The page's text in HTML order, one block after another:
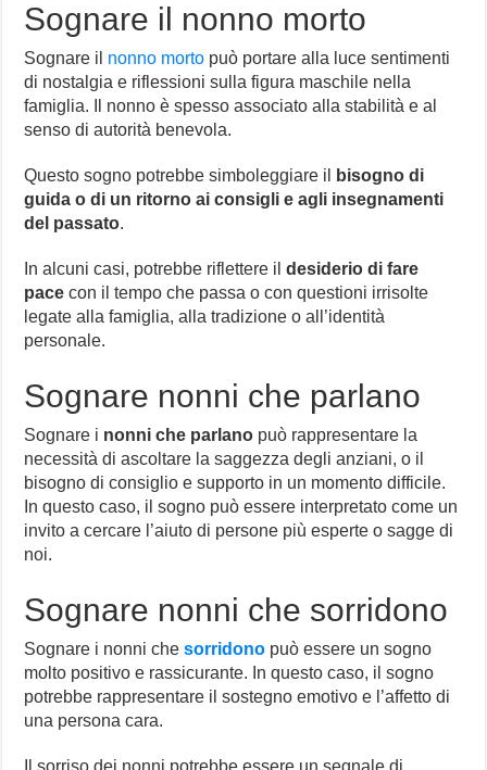
Sognare il nonno morto
Sognare il nonno morto può portare alla luce sentimenti
di nostalgia e riflessioni sulla figura maschile nella
famiglia. Il nonno è spesso associato alla stabilità e al
senso di autorità benevola.
Questo sogno potrebbe simboleggiare il
bisogno di
guida o di un ritorno ai consigli e agli insegnamenti
del passato.
In alcuni casi, potrebbe riflettere ildesiderio di fare
pace con il tempo che passa o con questioni irrisolte
legate alla famiglia, alla tradizione o all’identità
personale.
Sognare nonni che parlano
Sognare i nonni che parlano può rappresentare la
necessità di ascoltare la saggezza degli anziani, o il
bisogno di consiglio e supporto in un momento difficile.
In questo caso, il sogno può essere interpretato come un
invito a cercare l’aiuto di persone più esperte o sagge di
noi.
Sognare nonni che sorridono
Sognare i nonni chesorridono può essere un sogno
molto positivo e rassicurante. In questo caso, il sogno
potrebbe rappresentare il sostegno emotivo e l’affetto di
una persona cara.